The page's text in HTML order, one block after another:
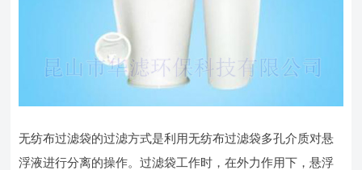
无纺布过滤袋的过滤方式是利用无纺布过滤袋多孔介质对悬
浮液进行分离的操作。过滤袋工作时，在外力作用下，悬浮